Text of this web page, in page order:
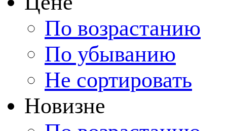
По возрастанию
По убыванию
Не сортировать
Новизне